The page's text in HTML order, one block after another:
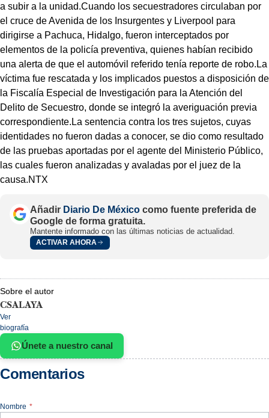
a subir a la unidad.Cuando los secuestradores circulaban por
el cruce de Avenida de los Insurgentes y Liverpool para
dirigirse a Pachuca, Hidalgo, fueron interceptados por
elementos de la policía preventiva, quienes habían recibido
una alerta de que el automóvil referido tenía reporte de robo.La
víctima fue rescatada y los implicados puestos a disposición de
la Fiscalía Especial de Investigación para la Atención del
Delito de Secuestro, donde se integró la averiguación previa
correspondiente.La sentencia contra los tres sujetos, cuyas
identidades no fueron dadas a conocer, se dio como resultado
de las pruebas aportadas por el agente del Ministerio Público,
las cuales fueron analizadas y avaladas por el juez de la
causa.NTX
Añadir Diario De México como fuente preferida de
Google de forma gratuita.
Mantente informado con las últimas noticias de actualidad.
ACTIVAR AHORA
Sobre el autor
CSALAYA
Ver
biografía
Únete a nuestro canal
Comentarios
Nombre *